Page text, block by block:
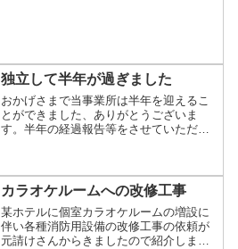
独立して半年が過ぎました
おかげさまで当事業所は半年を迎えるこ
とができました、ありがとうございま
す。半年の経過報告等をさせていただき
にしている方もぜひ寄っていってくださ
い。
カラオケルームへの改修工事
某ホテルに個室カラオケルームの増設に
伴い各種消防用設備の改修工事の依頼が
元請けさんからきましたので紹介しま